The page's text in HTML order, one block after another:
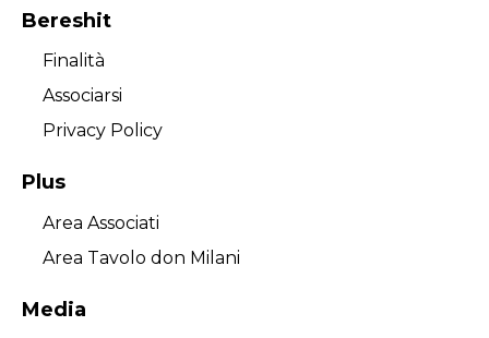
Bereshit
Finalità
Associarsi
Privacy Policy
Plus
Area Associati
Area Tavolo don Milani
Media